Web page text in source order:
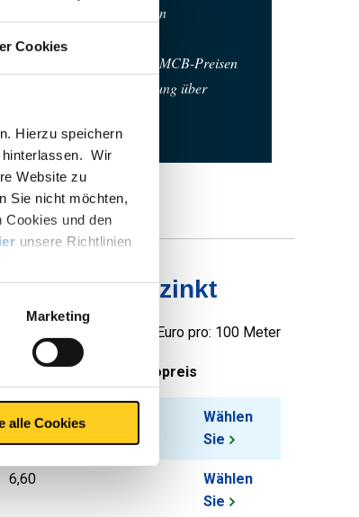
Cookies
Hierzu speichern
hinterlassen. Wir
Website zu
Sie nicht möchten,
Cookies und den
unsere Richtlinien
Marketing
alle Cookies
Bestellen mit Ihren eigenen
Artikelnummern
Kalkulieren mit aktuellen MCB-Preisen
Verfolgen Sie Ihre Bestellung über
feuerverzinkt
Preis Euro pro: 100 Meter
Bruttopreis
8,04
Wählen
Sie
6,60
Wählen
Sie